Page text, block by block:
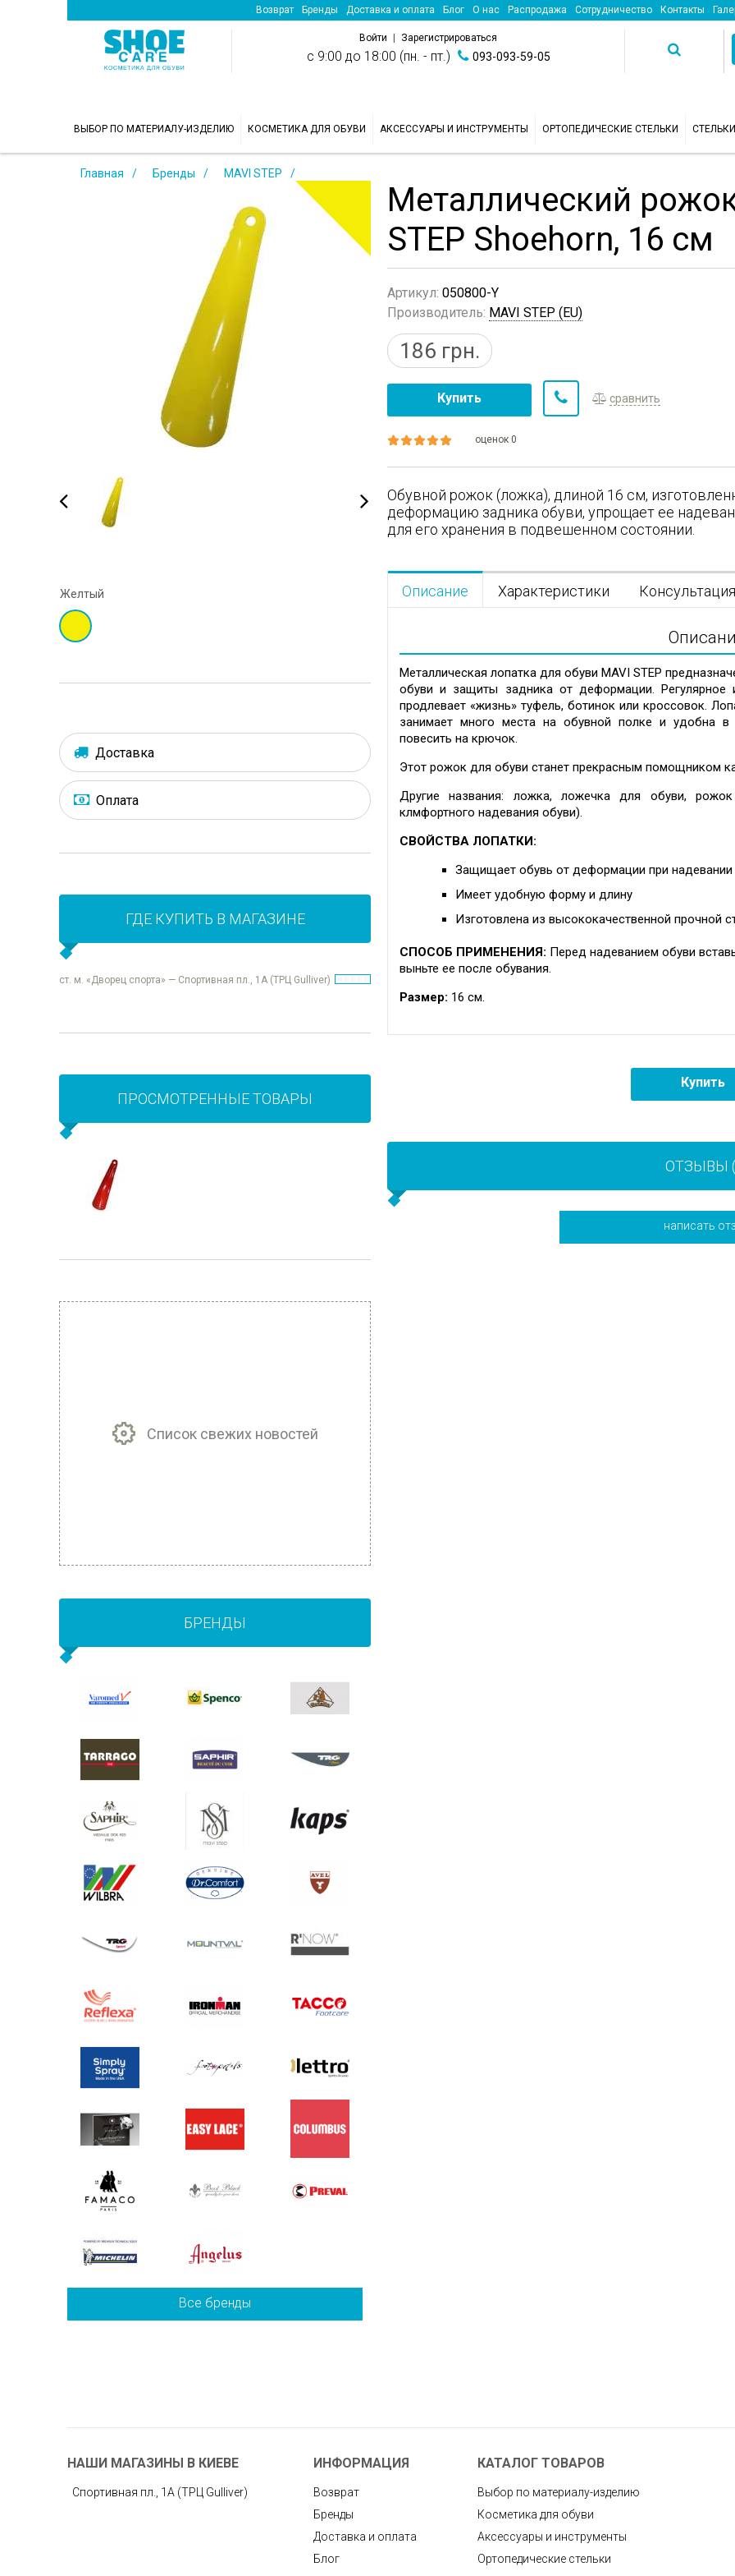
Возврат Бренды Доставка и оплата Блог О нас Распродажа Сотрудничество Контакты
Войти Зарегистрироваться
с 9:00 до 18:00 (пн. - пт.) 093-093-59-05
ВЫБОР ПО МАТЕРИАЛУ-ИЗДЕЛИЮ КОСМЕТИКА ДЛЯ ОБУВИ АКСЕССУАРЫ И ИНСТРУМЕНТЫ ОРТОПЕДИЧЕСКИЕ СТЕЛЬКИ СТЕЛЬКИ
Главная Бренды MAVI STEP
Желтый
Металлический
STEP Shoehorn, 16 см
Артикул: 050800-Y
Производитель: MAVI STEP (EU)
186 грн.
Купить сравнить
оценок 0
Обувной рожок (ложка), длиной 16 см,
деформацию задника обуви, упрощает ее
для его хранения в подвешенном состоянии.
Описание Характеристики Консультация
Металлическая лопатка для обуви MAVI STEP
обуви и защиты задника от деформации. Регулярное
продлевает «жизнь» туфель, ботинок или кроссовок.
занимает много места на обувной полке и удобна в
повесить на крючок.
Этот рожок для обуви станет прекрасным помощником
Другие названия: ложка, ложечка для обуви,
клмфортного надевания обуви).
СВОЙСТВА ЛОПАТКИ:
Защищает обувь от деформации при надевании
Имеет удобную форму и длину
Изготовлена из высококачественной прочной
СПОСОБ ПРИМЕНЕНИЯ: Перед надеванием обуви
выньте ее после обувания.
Размер: 16 см.
Купить
ОТЗЫВЫ
написать
Доставка
Оплата
ГДЕ КУПИТЬ В МАГАЗИНЕ
ст. м. «Дворец спорта» — Спортивная пл., 1А (ТРЦ Gulliver)
ПРОСМОТРЕННЫЕ ТОВАРЫ
Список свежих новостей
БРЕНДЫ
Все бренды
НАШИ МАГАЗИНЫ В КИЕВЕ
Спортивная пл., 1А (ТРЦ Gulliver)
ИНФОРМАЦИЯ
Возврат
Бренды
Доставка и оплата
Блог
КАТАЛОГ ТОВАРОВ
Выбор по материалу-изделию
Косметика для обуви
Аксессуары и инструменты
Ортопедические стельки